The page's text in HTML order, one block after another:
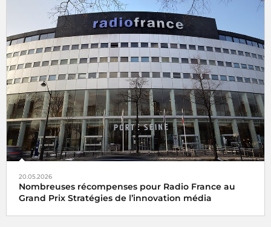
20.05.2026
Nombreuses récompenses pour Radio France au
Grand Prix Stratégies de l’innovation média